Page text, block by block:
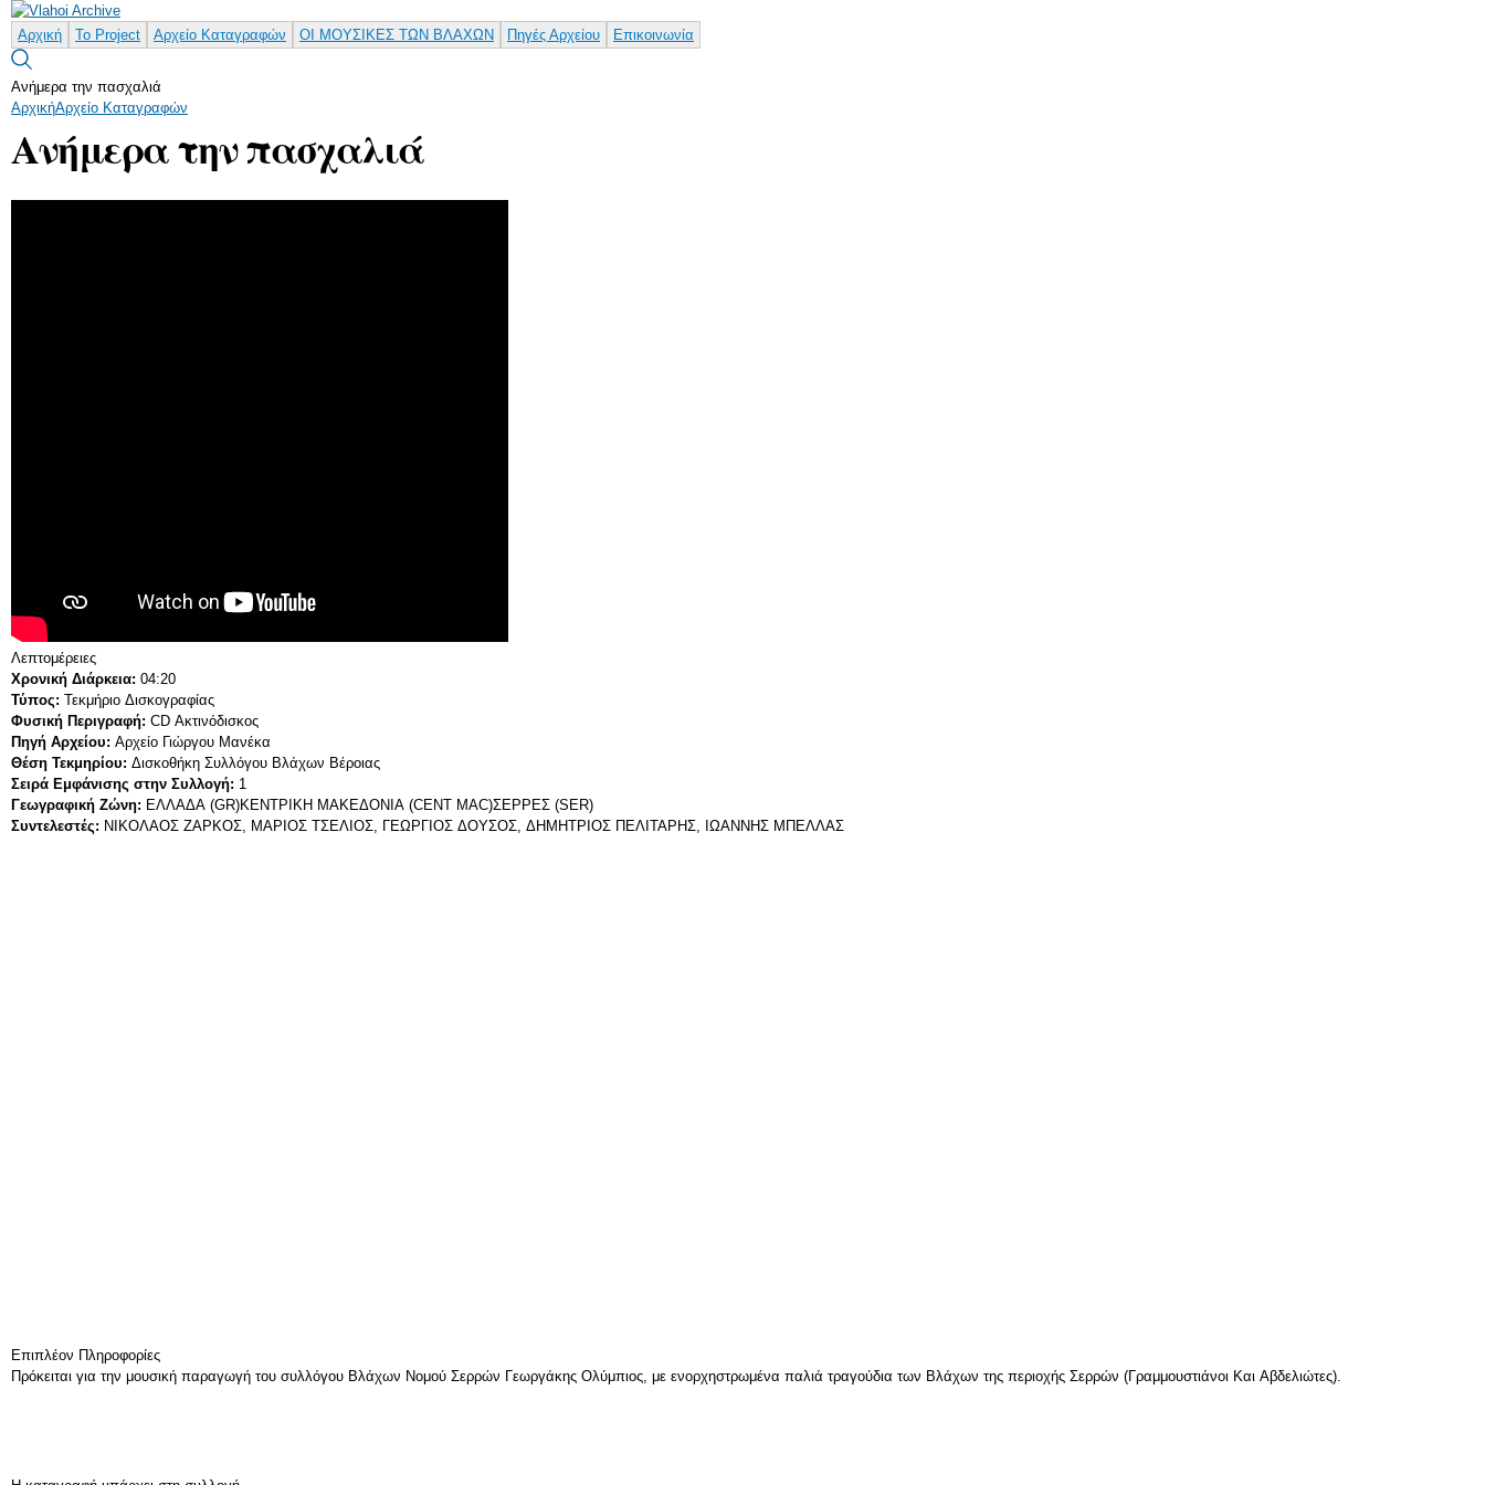
προς το
κυρίως
Αρχική Το Project Αρχείο Καταγραφών ΟΙ ΜΟΥΣΙΚΕΣ ΤΩΝ ΒΛΑΧΩΝ Πηγές Αρχείου Επικοινωνία
Ανήμερα την πασχαλιά
ΑρχικήΑρχείο Καταγραφών
Ανήμερα την πασχαλιά
Λεπτομέρειες
Χρονική Διάρκεια: 04:20
Τύπος: Τεκμήριο Δισκογραφίας
Φυσική Περιγραφή: CD Ακτινόδισκος
Πηγή Αρχείου: Αρχείο Γιώργου Μανέκα
Θέση Τεκμηρίου: Δισκοθήκη Συλλόγου Βλάχων Βέροιας
Σειρά Εμφάνισης στην Συλλογή: 1
Γεωγραφική Ζώνη: ΕΛΛΑΔΑ (GR)ΚΕΝΤΡΙΚΗ ΜΑΚΕΔΟΝΙΑ (CENT MAC)ΣΕΡΡΕΣ (SER)
Συντελεστές: ΝΙΚΟΛΑΟΣ ΖΑΡΚΟΣ, ΜΑΡΙΟΣ ΤΣΕΛΙΟΣ, ΓΕΩΡΓΙΟΣ ΔΟΥΣΟΣ, ΔΗΜΗΤΡΙΟΣ ΠΕΛΙΤΑΡΗΣ, ΙΩΑΝΝΗΣ ΜΠΕΛΛΑΣ
Επιπλέον Πληροφορίες
Πρόκειται για την μουσική παραγωγή του συλλόγου Βλάχων Νομού Σερρών Γεωργάκης Ολύμπιος, με ενορχηστρωμένα παλιά τραγούδια των Βλάχων της περιοχής Σερρών (Γραμμουστιάνοι Και Αβδελιώτες).